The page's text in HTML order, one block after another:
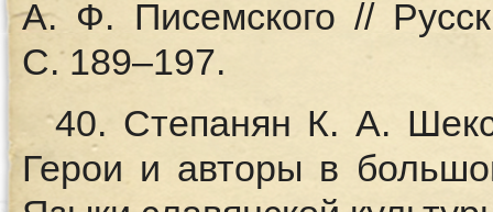
А. Ф. Писемского //
С. 189–197.
40. Степанян К. А.
Герои и авторы в